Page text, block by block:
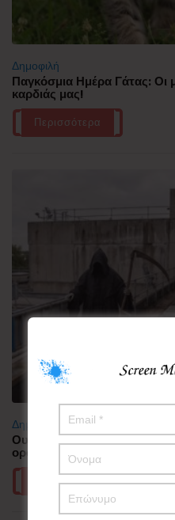
Δημοφιλή
Παγκόσμια Ημέρα Γάτας: Οι
καρδιάς μας!
Περισσότερα
Δημοφιλή
Ουαλία: Άνδρας ντυμένος
οροφή νοσοκομείου και
Περισσότερα